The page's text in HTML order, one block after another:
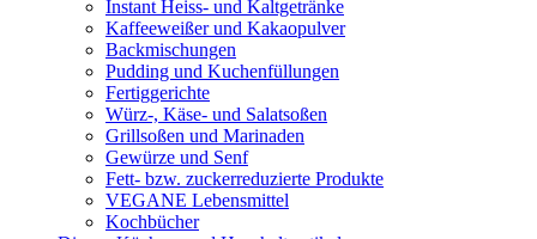
Instant Heiss- und Kaltgetränke
Kaffeeweißer und Kakaopulver
Backmischungen
Pudding und Kuchenfüllungen
Fertiggerichte
Würz-, Käse- und Salatsoßen
Grillsoßen und Marinaden
Gewürze und Senf
Fett- bzw. zuckerreduzierte Produkte
VEGANE Lebensmittel
Kochbücher